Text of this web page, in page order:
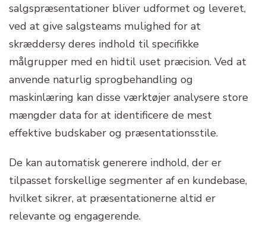
salgspræsentationer bliver udformet og leveret,
ved at give salgsteams mulighed for at
skræddersy deres indhold til specifikke
målgrupper med en hidtil uset præcision. Ved at
anvende naturlig sprogbehandling og
maskinlæring kan disse værktøjer analysere store
mængder data for at identificere de mest
effektive budskaber og præsentationsstile.
De kan automatisk generere indhold, der er
tilpasset forskellige segmenter af en kundebase,
hvilket sikrer, at præsentationerne altid er
relevante og engagerende.